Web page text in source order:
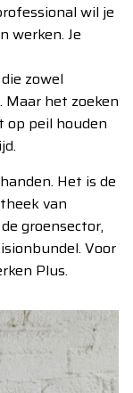
wil je
werken. Je
zowel
Maar het zoeken
peil houden
Het is de
van
groensector,
Voor
Plus.